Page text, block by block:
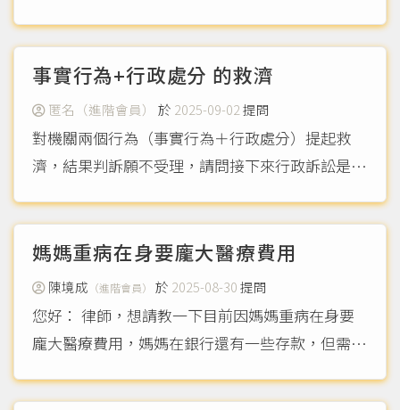
校寄信給他請他處理問題嗎？（more...）
事實行為+行政處分 的救濟
匿名（進階會員） 於 2025-09-02提問
對機關兩個行為（事實行為＋行政處分）提起救
濟，結果判訴願不受理，請問接下來行政訴訟是各
損害賠償，能否一起提出（再提一個給付之訴）？
（more...）
媽媽重病在身要龐大醫療費用
陳境成 （進階會員） 於 2025-08-30提問
您好： 律師，想請教一下目前因媽媽重病在身要
龐大醫療費用，媽媽在銀行還有一些存款，但需經
去銀行領錢出來，現在有部份子女不肯協助辦理，